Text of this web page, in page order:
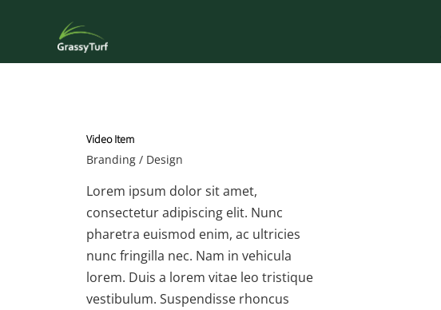
Video Item
Branding / Design
Lorem ipsum dolor sit amet,
consectetur adipiscing elit. Nunc
pharetra euismod enim, ac ultricies
nunc fringilla nec. Nam in vehicula
lorem. Duis a lorem vitae leo tristique
vestibulum. Suspendisse rhoncus